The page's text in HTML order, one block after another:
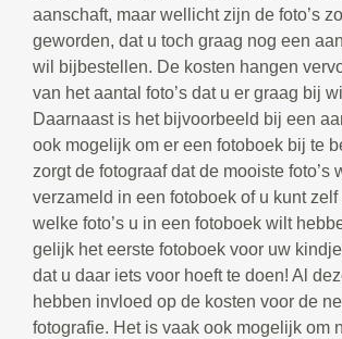
aanschaft, maar wellicht zijn de foto’s
geworden, dat u toch graag nog een
wil bijbestellen. De kosten hangen
van het aantal foto’s dat u er graag bij
Daarnaast is het bijvoorbeeld bij een
ook mogelijk om er een fotoboek bij te
zorgt de fotograaf dat de mooiste foto’s
verzameld in een fotoboek of u kunt
welke foto’s u in een fotoboek wilt
gelijk het eerste fotoboek voor uw
dat u daar iets voor hoeft te doen! Al
hebben invloed op de kosten voor de
fotografie. Het is vaak ook mogelijk om